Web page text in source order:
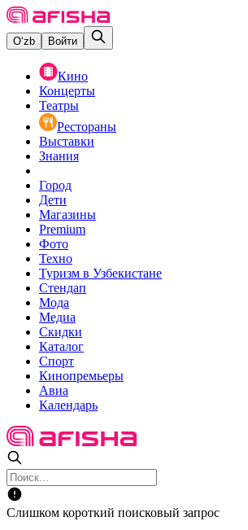
O‘zb Войти
Кино
Концерты
Театры
Рестораны
Выставки
Знания
Город
Дети
Магазины
Premium
Фото
Техно
Туризм в Узбекистане
Стендап
Мода
Медиа
Скидки
Каталог
Спорт
Кинопремьеры
Авиа
Календарь
Слишком короткий поисковый запрос